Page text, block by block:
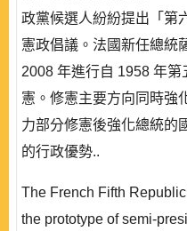
政黨候選人紛紛提出「第
憲政倡議。法國新任總統
2008 年進行自 1958 年
憲。修憲主要方向同時強
力部分修憲後強化總統的
的行政優勢..
The French Fifth
the prototype of semi-